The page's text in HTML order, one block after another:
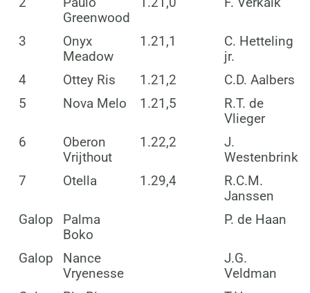
Greenwood
3
Onyx
Meadow
1.21,1
C. Hetteling
jr.
4
Ottey Ris 1.21,2
C.D. Aalbers
5
Nova Melo 1.21,5
R.T. de
Vlieger
6
Oberon
Vrijthout
1.22,2
J.
Westenbrink
7
Otella 1.29,4
R.C.M.
Janssen
Galop
Palma
Boko
P. de Haan
Galop
Nance
Vryenesse
J.G.
Veldman